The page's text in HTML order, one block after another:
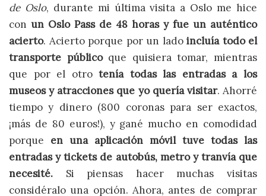
de Oslo, durante mi última visita a Oslo me hice
con un Oslo Pass de 48 horas y fue un auténtico
acierto. Acierto porque por un lado incluía todo el
transporte públicoque quisiera tomar, mientras
que por el otro tenía todas las entradas a los
museos y atracciones que yo quería visitar. Ahorré
tiempo y dinero (800 coronas para ser exactos,
¡más de 80 euros!), y gané mucho en comodidad
porque en una aplicación móvil tuve todas las
entradas y tickets de autobús, metro y tranvía que
necesité. Si piensas hacer muchas visitas
considéralo una opción. Ahora, antes de comprar